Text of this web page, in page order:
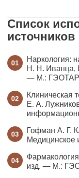
ледяная вода
или спазму
Список
источников
Наркология:
Н. Н. Иванца,
— М.:
Клиническая
Е. А.
Гофман А. Г.
Медицинское
изд. — М.: